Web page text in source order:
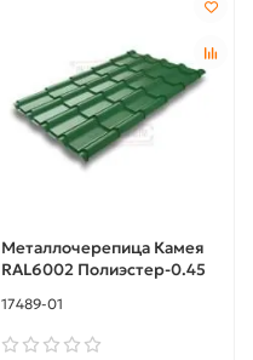
Металлочерепица Камея
RAL6002 Полиэстер-0.45
17489-01